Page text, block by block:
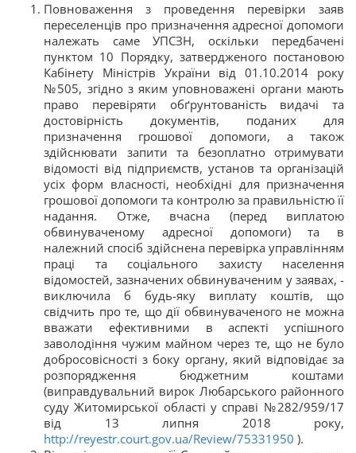
Повноваження з проведення перевірки заяв
переселенців про призначення адресної допомоги
належать саме УПСЗН, оскільки передбачені
пунктом 10 Порядку, затвердженого постановою
Кабінету Міністрів України від 01.10.2014 року
№505, згідно з яким уповноважені органи мають
право перевіряти обґрунтованість видачі та
достовірність документів, поданих для
призначення грошової допомоги, а також
здійснювати запити та безоплатно отримувати
відомості від підприємств, установ та організацій
усіх форм власності, необхідні для призначення
грошової допомоги та контролю за правильністю її
надання. Отже, вчасна (перед виплатою
обвинуваченому адресної допомоги) та в
належний спосіб здійснена перевірка управлінням
праці та соціального захисту населення
відомостей, зазначених обвинуваченим у заявах, -
виключила б будь-яку виплату коштів, що
свідчить про те, що дії обвинуваченого не можна
вважати ефективними в аспекті успішного
заволодіння чужим майном через те, що не було
добросовісності з боку органу, який відповідає за
розпорядження бюджетним коштами
(виправдувальний вирок Любарського районного
суду Житомирської області у справі №282/959/17
від 13 липня 2018 року,
http://reyestr.court.gov.ua/Review/75331950 ).